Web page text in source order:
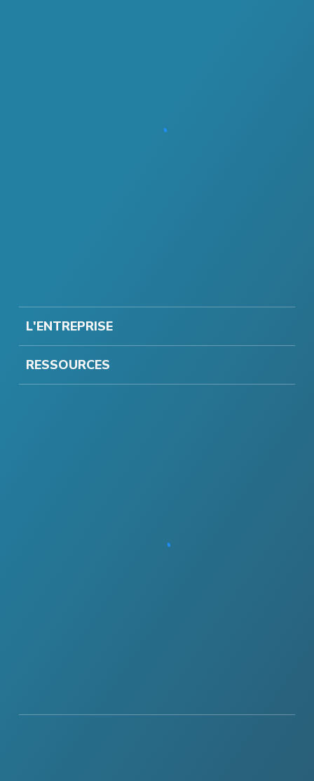
L'ENTREPRISE
RESSOURCES